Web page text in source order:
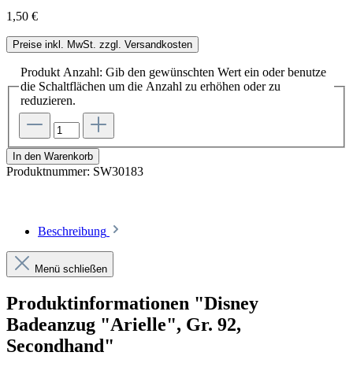
1,50 €
Preise inkl. MwSt. zzgl. Versandkosten
Produkt Anzahl: Gib den gewünschten Wert ein oder benutze
die Schaltflächen um die Anzahl zu erhöhen oder zu
reduzieren.
In den Warenkorb
Produktnummer: SW30183
Beschreibung
Menü schließen
Produktinformationen "Disney
Badeanzug "Arielle", Gr. 92,
Secondhand"